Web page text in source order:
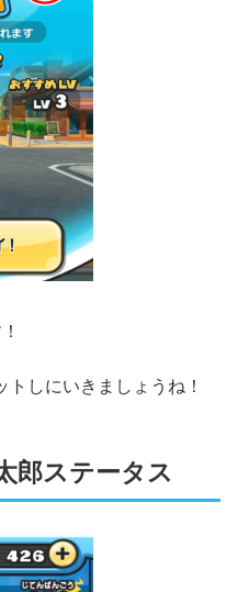
しにいきましょうね！
郎ステータス